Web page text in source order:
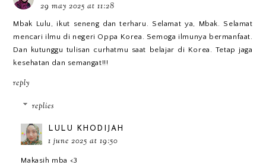
29 may 2025 at 11:28
Mbak Lulu, ikut seneng dan terharu. Selamat ya, Mbak. Selamat
mencari ilmu di negeri Oppa Korea. Semoga ilmunya bermanfaat.
Dan kutunggu tulisan curhatmu saat belajar di Korea. Tetap jaga
kesehatan dan semangat!!!
reply
replies
LULU KHODIJAH
1 june 2025 at 19:50
Makasih mba <3